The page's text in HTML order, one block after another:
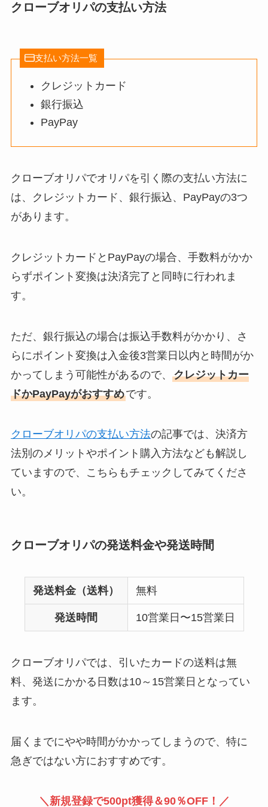
クローブオリパの支払い方法
支払い方法一覧
クレジットカード
銀行振込
PayPay
クローブオリパでオリパを引く際の支払い方法に
は、クレジットカード、銀行振込、PayPayの3つ
があります。
クレジットカードとPayPayの場合、手数料がかか
らずポイント変換は決済完了と同時に行われま
す。
ただ、銀行振込の場合は振込手数料がかかり、さ
らにポイント変換は入金後3営業日以内と時間がか
かってしまう可能性があるので、 クレジットカー
ドかPayPayがおすすめです。
クローブオリパの支払い方法の記事では、決済方
法別のメリットやポイント購入方法なども解説し
ていますので、こちらもチェックしてみてくださ
い。
クローブオリパの発送料金や発送時間
発送料金（送料） 無料
発送時間 10営業日〜15営業日
クローブオリパでは、引いたカードの送料は無
料、発送にかかる日数は10～15営業日となってい
ます。
届くまでにやや時間がかかってしまうので、特に
急ぎではない方におすすめです。
＼新規登録で500pt獲得＆90％OFF！／